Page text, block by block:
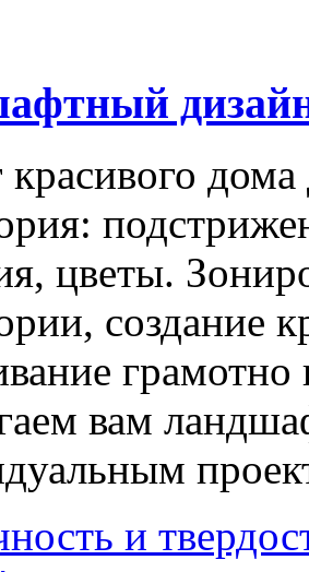
красивого
цветы.
создание
вам
и